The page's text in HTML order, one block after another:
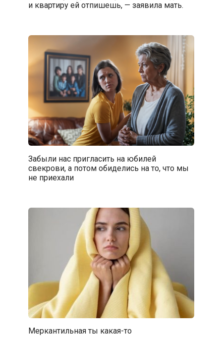
и квартиру ей отпишешь, — заявила мать.
Забыли нас пригласить на юбилей
свекрови, а потом обиделись на то, что мы
не приехали
Меркaнтильная ты какая-то